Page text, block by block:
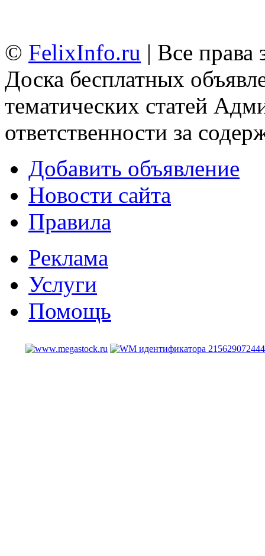
© FelixInfo.ru | Все
Доска бесплатных
тематических статей
ответственности за
Добавить объявление
Новости сайта
Правила
Реклама
Услуги
Помощь